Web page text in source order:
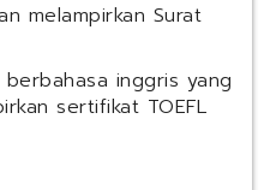
melampirkan Surat
berbahasa inggris yang
sertifikat TOEFL